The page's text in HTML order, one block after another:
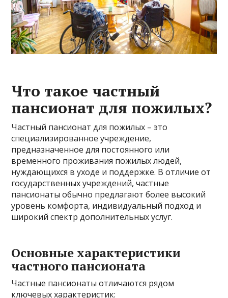
Что такое частный
пансионат для пожилых?
Частный пансионат для пожилых – это
специализированное учреждение,
предназначенное для постоянного или
временного проживания пожилых людей,
нуждающихся в уходе и поддержке. В отличие от
государственных учреждений, частные
пансионаты обычно предлагают более высокий
уровень комфорта, индивидуальный подход и
широкий спектр дополнительных услуг.
Основные характеристики
частного пансионата
Частные пансионаты отличаются рядом
ключевых характеристик: